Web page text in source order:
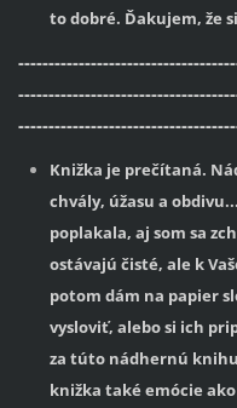
to dobré. Ďakujem, že
Knižka je prečítaná.
chvály, úžasu a
poplakala, aj som sa
ostávajú čisté, ale k
potom dám na papier
vysloviť, alebo si ich
za túto nádhernú
knižka také emócie